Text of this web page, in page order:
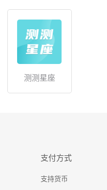
测测星座
支付方式
支持货币